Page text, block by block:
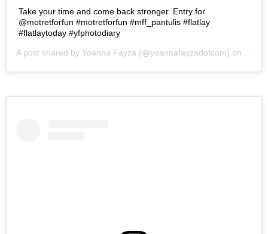
Take your time and come back stronger. Entry for
@motretforfun #motretforfun #mff_pantulis #flatlay
#flatlaytoday #yfphotodiary
A post shared by Yoanna Fayza (@yoannafayzadotcom) on